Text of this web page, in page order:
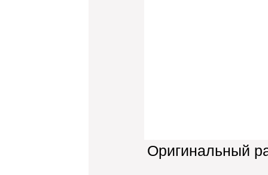
Оригинальный